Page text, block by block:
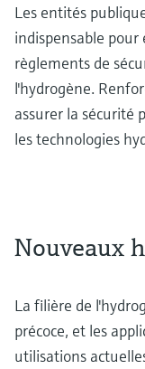
Les entités
indispensable pour
règlements de
l'hydrogène.
assurer la sécurité
les technologies
Nouveaux
La filière de
précoce, et les
utilisations